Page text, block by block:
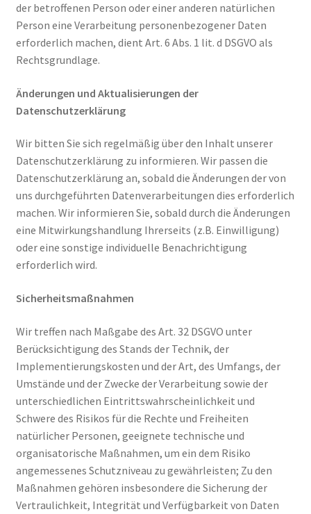
der betroffenen Person oder einer anderen natürlichen
Person eine Verarbeitung personenbezogener Daten
erforderlich machen, dient Art. 6 Abs. 1 lit. d DSGVO als
Rechtsgrundlage.
Änderungen und Aktualisierungen der
Datenschutzerklärung
Wir bitten Sie sich regelmäßig über den Inhalt unserer
Datenschutzerklärung zu informieren. Wir passen die
Datenschutzerklärung an, sobald die Änderungen der von
uns durchgeführten Datenverarbeitungen dies erforderlich
machen. Wir informieren Sie, sobald durch die Änderungen
eine Mitwirkungshandlung Ihrerseits (z.B. Einwilligung)
oder eine sonstige individuelle Benachrichtigung
erforderlich wird.
Sicherheitsmaßnahmen
Wir treffen nach Maßgabe des Art. 32 DSGVO unter
Berücksichtigung des Stands der Technik, der
Implementierungskosten und der Art, des Umfangs, der
Umstände und der Zwecke der Verarbeitung sowie der
unterschiedlichen Eintrittswahrscheinlichkeit und
Schwere des Risikos für die Rechte und Freiheiten
natürlicher Personen, geeignete technische und
organisatorische Maßnahmen, um ein dem Risiko
angemessenes Schutzniveau zu gewährleisten; Zu den
Maßnahmen gehören insbesondere die Sicherung der
Vertraulichkeit, Integrität und Verfügbarkeit von Daten